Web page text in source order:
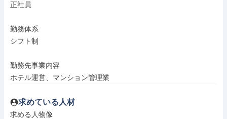
正社員
勤務体系
シフト制
勤務先事業内容
ホテル運営、マンション管理業
求めている人材
求める人物像